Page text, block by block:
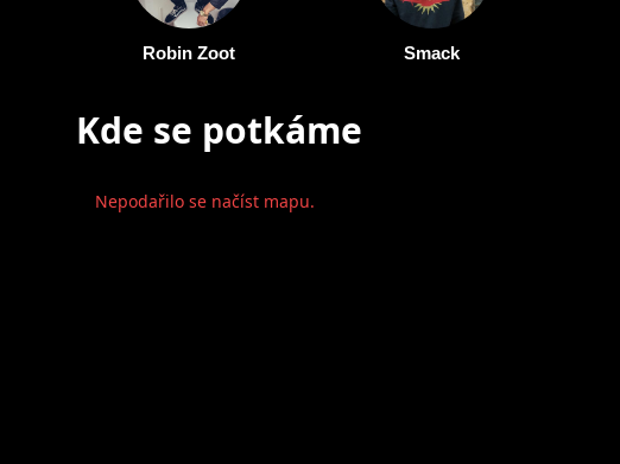
Robin Zoot Smack
Kde se potkáme
Nepodařilo se načíst mapu.